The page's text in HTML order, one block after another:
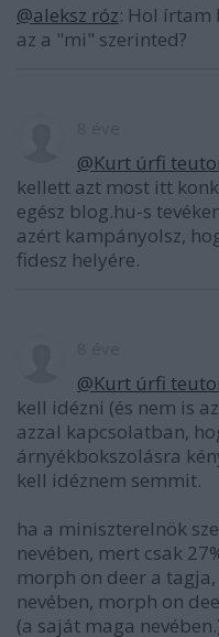
@aleksz róz: Hol írtam
az a "mi" szerinted?
@Kurt úrfi
kellett azt most itt
egész blog.hu-s
azért kampányolsz,
fidesz helyére.
@Kurt úrfi
kell idézni (és nem is
azzal kapcsolatban,
árnyékbokszolásra
kell idéznem semmit.
ha a miniszterelnök
nevében, mert csak
morph on deer a
nevében, morph on
(a saját maga